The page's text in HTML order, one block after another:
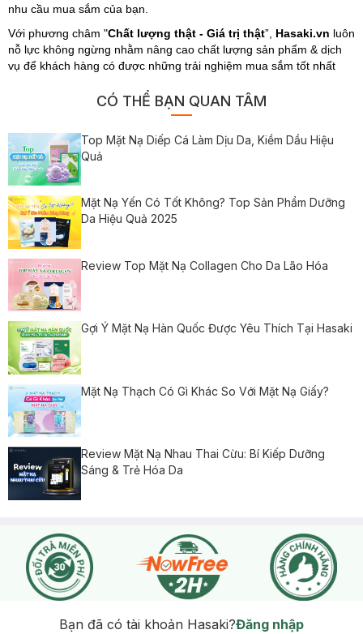
nhu cầu mua sắm của bạn.
Với phương châm "Chất lượng thật - Giá trị thật”, Hasaki.vn luôn
nỗ lực không ngừng nhằm nâng cao chất lượng sản phẩm & dịch
vụ để khách hàng có được những trải nghiệm mua sắm tốt nhất
CÓ THỂ BẠN QUAN TÂM
Top Mặt Nạ Diếp Cá Làm Dịu Da, Kiềm Dầu Hiệu
Quả
Mặt Nạ Yến Có Tốt Không? Top Sản Phẩm Dưỡng
Da Hiệu Quả 2025
Review Top Mặt Nạ Collagen Cho Da Lão Hóa
Gợi Ý Mặt Nạ Hàn Quốc Được Yêu Thích Tại Hasaki
Mặt Nạ Thạch Có Gì Khác So Với Mặt Nạ Giấy?
Review Mặt Nạ Nhau Thai Cừu: Bí Kiếp Dưỡng
Sáng & Trẻ Hóa Da
Bạn đã có tài khoản Hasaki?Đăng nhập